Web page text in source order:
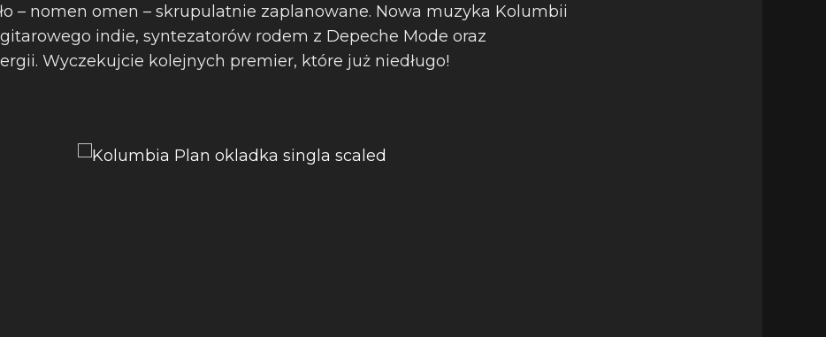
– nomen omen – skrupulatnie zaplanowane. Nowa muzyka Kolumbii
indie, syntezatorów rodem z Depeche Mode oraz
Wyczekujcie kolejnych premier, które już niedługo!